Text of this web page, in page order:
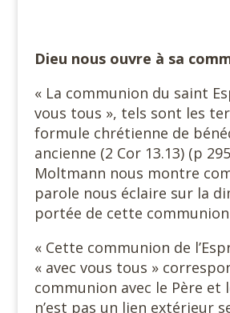
Dieu nous ouvre à sa
« La communion du saint
vous tous », tels sont les
formule chrétienne de
ancienne (2 Cor 13.13) (p
Moltmann nous montre
parole nous éclaire sur la
portée de cette communion
« Cette communion de
« avec vous tous »
communion avec le Père et
n’est pas un lien extérieur